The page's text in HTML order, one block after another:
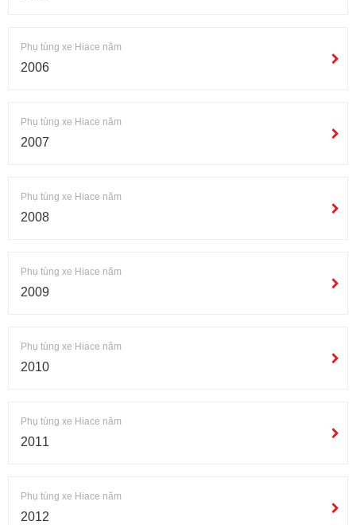
Phụ tùng xe Hiace năm
2006
Phụ tùng xe Hiace năm
2007
Phụ tùng xe Hiace năm
2008
Phụ tùng xe Hiace năm
2009
Phụ tùng xe Hiace năm
2010
Phụ tùng xe Hiace năm
2011
Phụ tùng xe Hiace năm
2012